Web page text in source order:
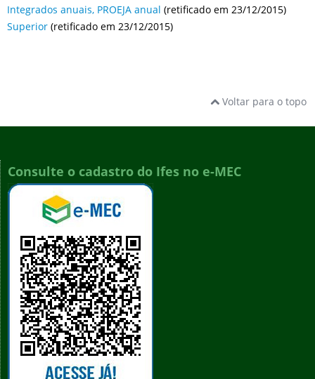
Integrados anuais, PROEJA anual (retificado em 23/12/2015)
Superior (retificado em 23/12/2015)
Voltar para o topo
Consulte o cadastro do Ifes no e-MEC